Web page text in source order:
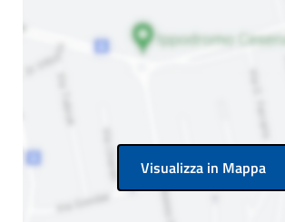
Visualizza in Mappa